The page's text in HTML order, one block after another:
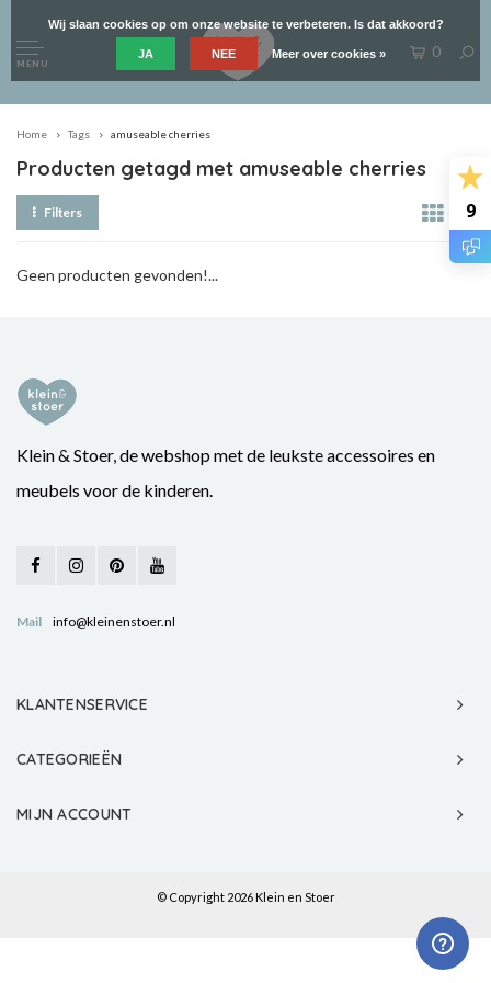
9
MENU
0
Home Tags amuseable cherries
Producten getagd met amuseable cherries
Filters
Geen producten gevonden!...
Klein & Stoer, de webshop met de leukste accessoires en
meubels voor de kinderen.
Mail info@kleinenstoer.nl
KLANTENSERVICE
CATEGORIEËN
MIJN ACCOUNT
© Copyright 2026 Klein en Stoer
Wij slaan cookies op om onze website te verbeteren. Is dat akkoord?
JA NEE Meer over cookies »